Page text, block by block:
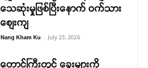
သေဆုံးမှုဖြစ်ပြီးနောက် ဝက်သား
စျေးကျ
Nang Kham Ku - July 23, 2026
တောင်ကြီးတွင် ခွေးများကို